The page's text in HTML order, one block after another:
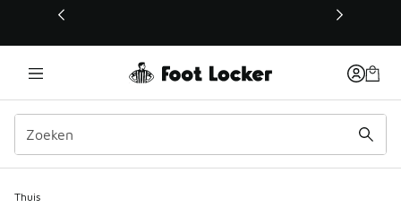
Deze link wordt geopend in een nieuw venster
Thuis